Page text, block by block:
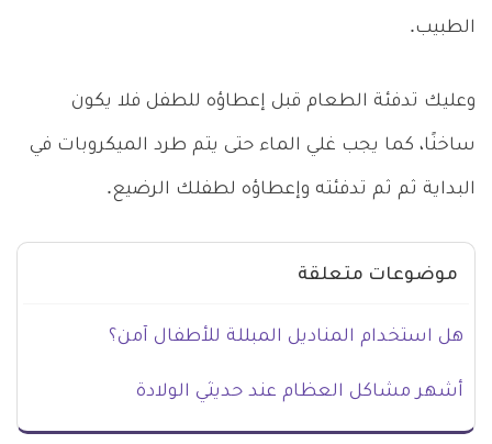
الطبيب.
وعليك تدفئة الطعام قبل إعطاؤه للطفل فلا يكون
ساخنًا، كما يجب غلي الماء حتى يتم طرد الميكروبات في
البداية ثم ثم تدفئته وإعطاؤه لطفلك الرضيع.
موضوعات متعلقة
هل استخدام المناديل المبللة للأطفال آمن؟
أشهر مشاكل العظام عند حديثي الولادة